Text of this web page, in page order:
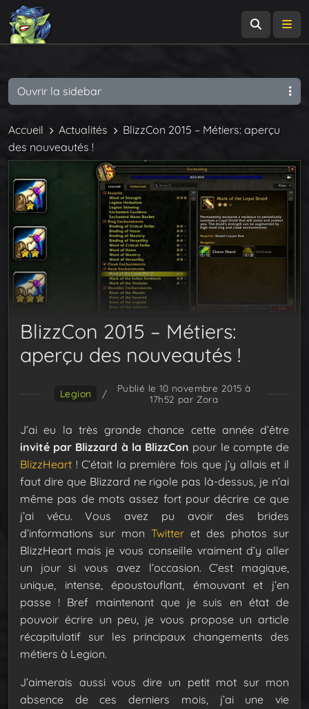
Accueil Actualités
BlizzCon 2015 – Métiers: aperçu
des nouveautés !
BlizzCon 2015 – Métiers:
aperçu des nouveautés !
Legion /
Publié le 10 novembre 2015 à
17h52 par Zora
J’ai eu la très grande chance cette année d’être
invité par Blizzard à la BlizzCon pour le compte de
BlizzHeart ! C’était la première fois que j’y allais et il
faut dire que Blizzard ne rigole pas là-dessus, je n’ai
même pas de mots assez fort pour décrire ce que
j’ai vécu. Vous avez pu avoir des brides
d’informations sur mon Twitter et des photos sur
BlizzHeart mais je vous conseille vraiment d’y aller
un jour si vous avez l’occasion. C’est magique,
unique, intense, époustouflant, émouvant et j’en
passe ! Bref maintenant que je suis en état de
pouvoir écrire un peu, je vous propose un article
récapitulatif sur les principaux changements des
métiers à Legion.
J’aimerais aussi vous dire un petit mot sur mon
absence de ces derniers mois, j’ai une vie
Ouvrir la sidebar